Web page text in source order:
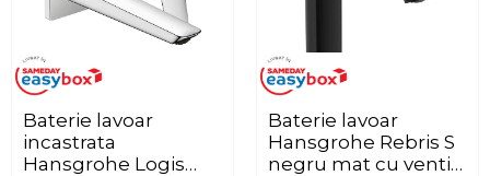
Baterie lavoar
incastrata
Hansgrohe Logis
Baterie lavoar
Hansgrohe Rebris S
negru mat cu ventil